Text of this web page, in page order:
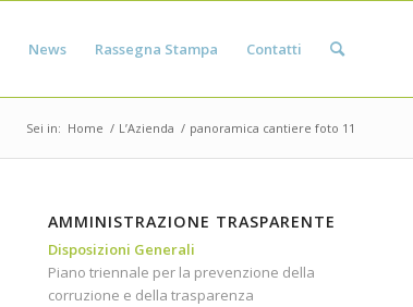
News Rassegna Stampa Contatti
Sei in: Home / L’Azienda / panoramica cantiere foto 11
AMMINISTRAZIONE TRASPARENTE
Disposizioni Generali
Piano triennale per la prevenzione della
corruzione e della trasparenza